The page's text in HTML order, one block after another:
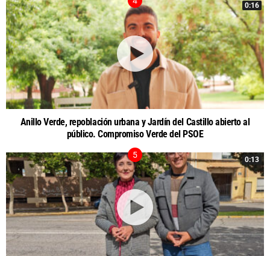
0:16
Anillo Verde, repoblación urbana y Jardín del Castillo abierto al
público. Compromiso Verde del PSOE
0:13